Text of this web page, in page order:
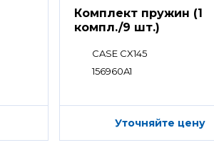
Комплект пружин (1
компл./9 шт.)
CASE CX145
156960A1
Уточняйте цену